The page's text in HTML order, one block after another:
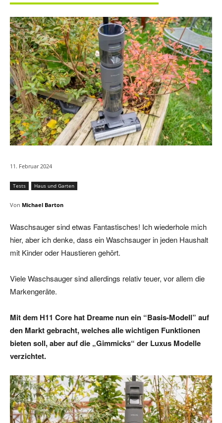
11. Februar 2024
Tests Haus und Garten
Von Michael Barton
Waschsauger sind etwas Fantastisches! Ich wiederhole mich
hier, aber ich denke, dass ein Waschsauger in jeden Haushalt
mit Kinder oder Haustieren gehört.
Viele Waschsauger sind allerdings relativ teuer, vor allem die
Markengeräte.
Mit dem H11 Core hat Dreame nun ein “Basis-Modell” auf
den Markt gebracht, welches alle wichtigen Funktionen
bieten soll, aber auf die „Gimmicks“ der Luxus Modelle
verzichtet.